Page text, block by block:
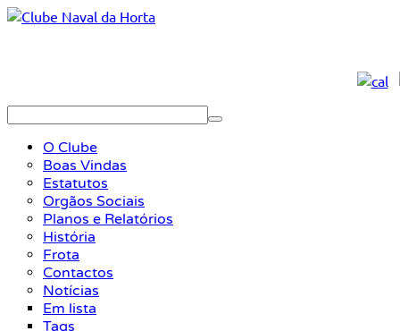
O Clube
Boas Vindas
Estatutos
Orgãos Sociais
Planos e Relatórios
História
Frota
Contactos
Notícias
Em lista
Tags